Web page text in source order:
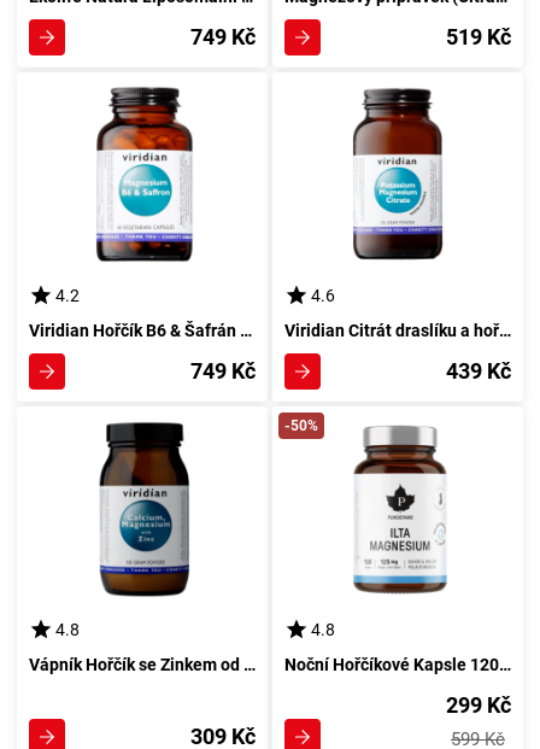
749 Kč 519 Kč
4.2
Viridian Hořčík B6 & Šafrán 60 kapsul
749 Kč
4.6
Viridian Citrát draslíku a hořčíku 150 g
439 Kč
4.8
Vápník Hořčík se Zinkem od Viridianu 100 g
309 Kč
-50%
4.8
Noční Hořčíkové Kapsle 120 kusů od Puhdistamo
299 Kč
599 Kč